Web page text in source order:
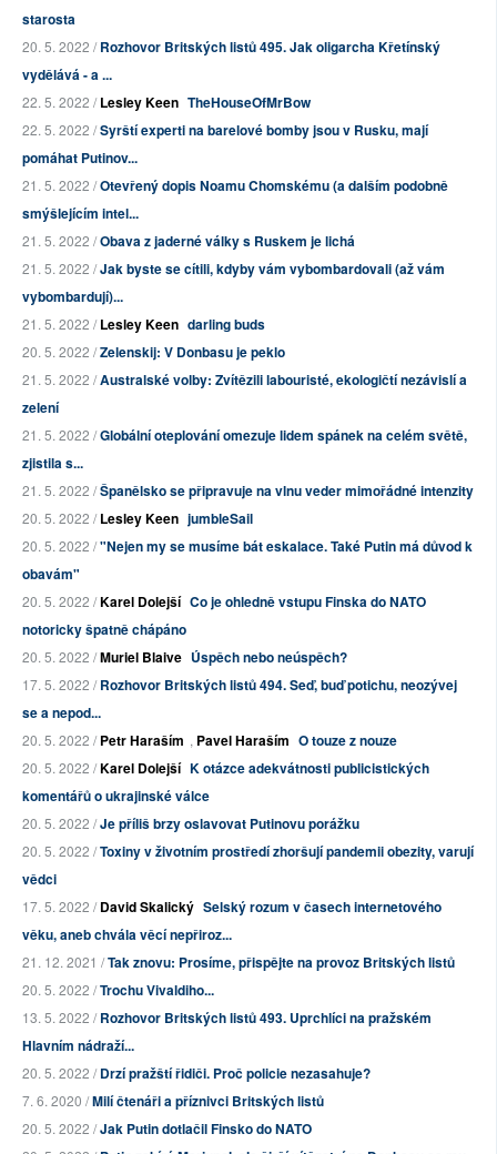
starosta
20. 5. 2022 /Rozhovor Britských listů 495. Jak oligarcha Křetínský
vydělává - a ...
22. 5. 2022 /Lesley Keen TheHouseOfMrBow
22. 5. 2022 /Syrští experti na barelové bomby jsou v Rusku, mají
pomáhat Putinov...
21. 5. 2022 /Otevřený dopis Noamu Chomskému (a dalším podobně
smýšlejícím intel...
21. 5. 2022 /Obava z jaderné války s Ruskem je lichá
21. 5. 2022 /Jak byste se cítili, kdyby vám vybombardovali (až vám
vybombardují)...
21. 5. 2022 /Lesley Keen darling buds
20. 5. 2022 /Zelenskij: V Donbasu je peklo
21. 5. 2022 /Australské volby: Zvítězili labouristé, ekologičtí nezávislí a
zelení
21. 5. 2022 /Globální oteplování omezuje lidem spánek na celém světě,
zjistila s...
21. 5. 2022 /Španělsko se připravuje na vlnu veder mimořádné intenzity
20. 5. 2022 /Lesley Keen jumbleSail
20. 5. 2022 /"Nejen my se musíme bát eskalace. Také Putin má důvod k
obavám"
20. 5. 2022 /Karel Dolejší Co je ohledně vstupu Finska do NATO
notoricky špatně chápáno
20. 5. 2022 /Muriel Blaive Úspěch nebo neúspěch?
17. 5. 2022 /Rozhovor Britských listů 494. Seď, buď potichu, neozývej
se a nepod...
20. 5. 2022 /Petr Haraším , Pavel Haraším O touze z nouze
20. 5. 2022 /Karel Dolejší K otázce adekvátnosti publicistických
komentářů o ukrajinské válce
20. 5. 2022 /Je příliš brzy oslavovat Putinovu porážku
20. 5. 2022 /Toxiny v životním prostředí zhoršují pandemii obezity, varují
vědci
17. 5. 2022 /David Skalický Selský rozum v časech internetového
věku, aneb chvála věcí nepřiroz...
21. 12. 2021 /Tak znovu: Prosíme, přispějte na provoz Britských listů
20. 5. 2022 /Trochu Vivaldiho...
13. 5. 2022 /Rozhovor Britských listů 493. Uprchlíci na pražském
Hlavním nádraží...
20. 5. 2022 /Drzí pražští řidiči. Proč policie nezasahuje?
7. 6. 2020 /Milí čtenáři a příznivci Britských listů
20. 5. 2022 /Jak Putin dotlačil Finsko do NATO